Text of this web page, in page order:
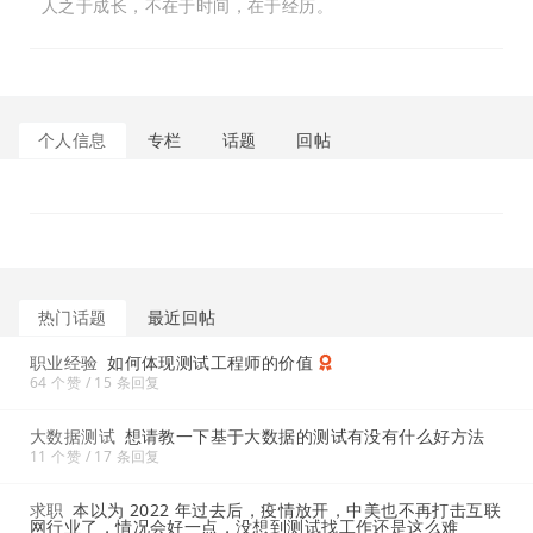
人之于成长，不在于时间，在于经历。
个人信息 专栏 话题 回帖
热门话题
最近回帖
职业经验 如何体现测试工程师的价值
64 个赞 / 15 条回复
大数据测试 想请教一下基于大数据的测试有没有什么好方法
11 个赞 / 17 条回复
求职 本以为 2022 年过去后，疫情放开，中美也不再打击互联
网行业了，情况会好一点，没想到测试找工作还是这么难